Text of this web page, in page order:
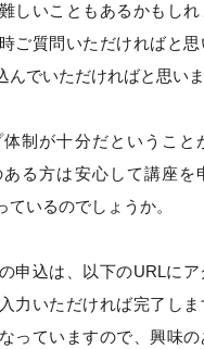
しいこともあるかもし
ご質問いただければと思
でいただければと思いま
制が十分だということ
る方は安心して講座を
いるのでしょうか。
申込は、以下のURLに
力いただければ完了し
っていますので、興味